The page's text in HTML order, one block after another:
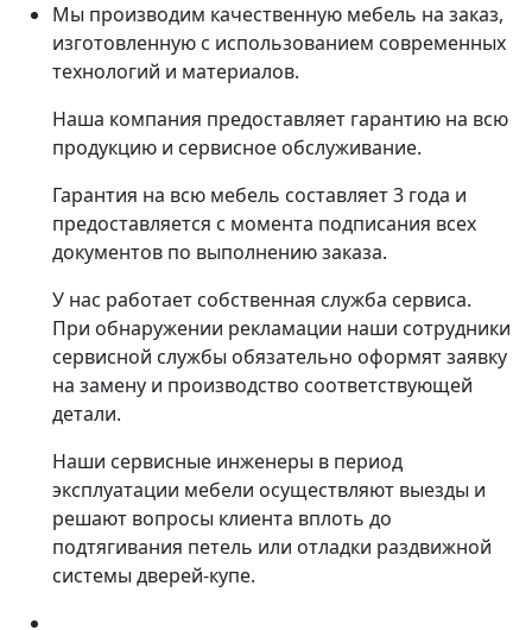
Мы производим качественную мебель на заказ,
изготовленную с использованием современных
технологий и материалов.
Наша компания предоставляет гарантию на всю
продукцию и сервисное обслуживание.
Гарантия на всю мебель составляет 3 года и
предоставляется с момента подписания всех
документов по выполнению заказа.
У нас работает собственная служба сервиса.
При обнаружении рекламации наши сотрудники
сервисной службы обязательно оформят заявку
на замену и производство соответствующей
детали.
Наши сервисные инженеры в период
эксплуатации мебели осуществляют выезды и
решают вопросы клиента вплоть до
подтягивания петель или отладки раздвижной
системы дверей-купе.